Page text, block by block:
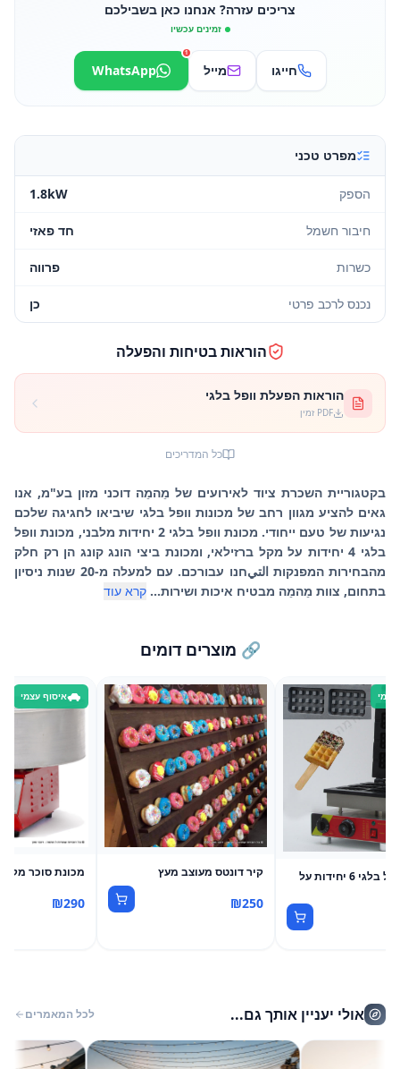
צריכים עזרה? אנחנו כאן בשבילכם
זמינים עכשיו
חייגו מייל WhatsApp
1
מפרט טכני
הספק 1.8kW
חיבור חשמל חד פאזי
כשרות פרווה
נכנס לרכב פרטי כן
הוראות בטיחות והפעלה
הוראות הפעלת וופל בלגי
PDF זמין
כל המדריכים
בקטגוריית השכרת ציוד לאירועים של מֵהמֵה דוכני מזון בע"מ, אנו
גאים להציע מגוון רחב של מכונות וופל בלגי שיביאו לחגיגה שלכם
נגיעות של טעם ייחודי. מכונת וופל בלגי 2 יחידות מלבני, מכונת וופל
בלגי 4 יחידות על מקל ברזילאי, ומכונת ביצי הונג קונג הן רק חלק
מהבחירות המפנקות التيחנו עבורכם. עם למעלה מ-20 שנות ניסיון
בתחום, צוות מֵהמֵה מבטיח איכות ושירות... קרא עוד
🔗 מוצרים דומים
עצמי
מכונה לוופל בלגי 6 יחידות על
קיר דונטס מעוצב מעץ
₪250
איסוף עצמי
מכונת סוכר
₪290
אולי יעניין אותך גם... לכל המאמרים